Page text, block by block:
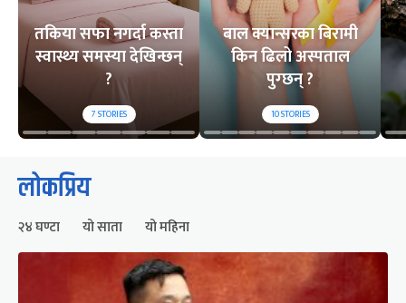
तकिया सफा नगर्दा कस्ता
स्वास्थ्य समस्या देखिन्छन्
?
7STORIES
बाल क्यान्सरका बिरामी
किन ढिलो अस्पताल
पुग्छन् ?
10STORIES
लोकप्रिय
२४ घण्टा यो साता यो महिना